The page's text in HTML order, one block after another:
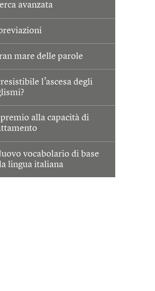
avanzata
mare delle parole
l’ascesa degli
alla capacità di
vocabolario di base
lingua italiana